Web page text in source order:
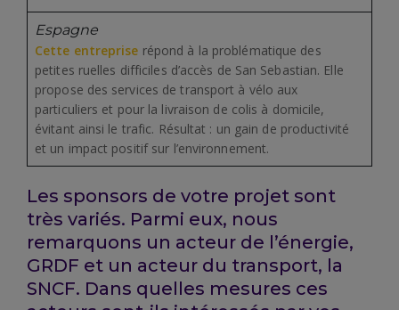
Espagne
Cette entreprise répond à la problématique des
petites ruelles difficiles d’accès de San Sebastian. Elle
propose des services de transport à vélo aux
particuliers et pour la livraison de colis à domicile,
évitant ainsi le trafic. Résultat : un gain de productivité
et un impact positif sur l’environnement.
Les sponsors de votre projet sont
très variés. Parmi eux, nous
remarquons un acteur de l’énergie,
GRDF et un acteur du transport, la
SNCF. Dans quelles mesures ces